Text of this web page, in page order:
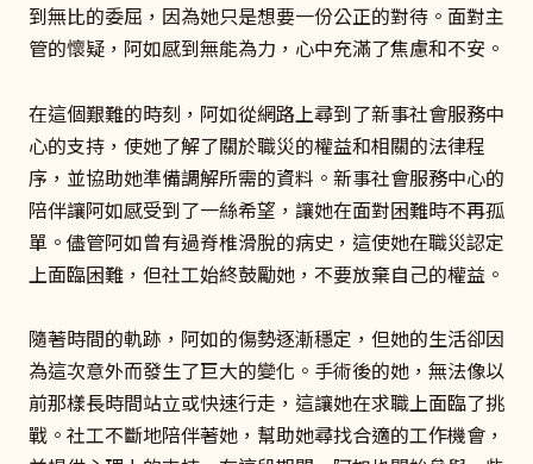
到無比的委屈，因為她只是想要一份公正的對待。面對主
管的懷疑，阿如感到無能為力，心中充滿了焦慮和不安。
在這個艱難的時刻，阿如從網路上尋到了新事社會服務中
心的支持，使她了解了關於職災的權益和相關的法律程
序，並協助她準備調解所需的資料。新事社會服務中心的
陪伴讓阿如感受到了一絲希望，讓她在面對困難時不再孤
單。儘管阿如曾有過脊椎滑脫的病史，這使她在職災認定
上面臨困難，但社工始終鼓勵她，不要放棄自己的權益。
隨著時間的軌跡，阿如的傷勢逐漸穩定，但她的生活卻因
為這次意外而發生了巨大的變化。手術後的她，無法像以
前那樣長時間站立或快速行走，這讓她在求職上面臨了挑
戰。社工不斷地陪伴著她，幫助她尋找合適的工作機會，